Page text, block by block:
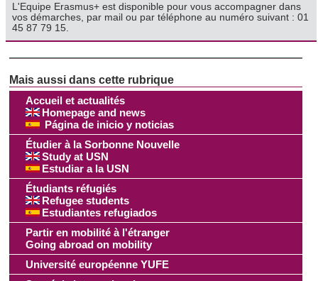
Accueil et actualités
Homepage and news
Página de inicio y noticias
Étudier à la Sorbonne Nouvelle
Study at USN
Estudiar a la USN
Étudiants réfugiés
Refugee students
Estudiantes refugiados
Partir en mobilité à l'étranger
Going abroad on mobility
Université européenne YUFE
L'Equipe Erasmus+ est disponible pour vous accompagner dans
vos démarches, par mail ou par téléphone au numéro suivant : 01
45 87 79 15.